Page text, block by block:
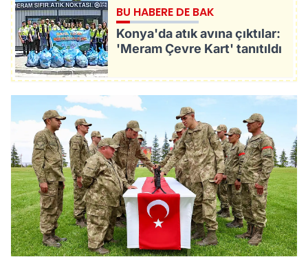
BU HABERE DE BAK
Konya'da atık avına çıktılar:
'Meram Çevre Kart' tanıtıldı